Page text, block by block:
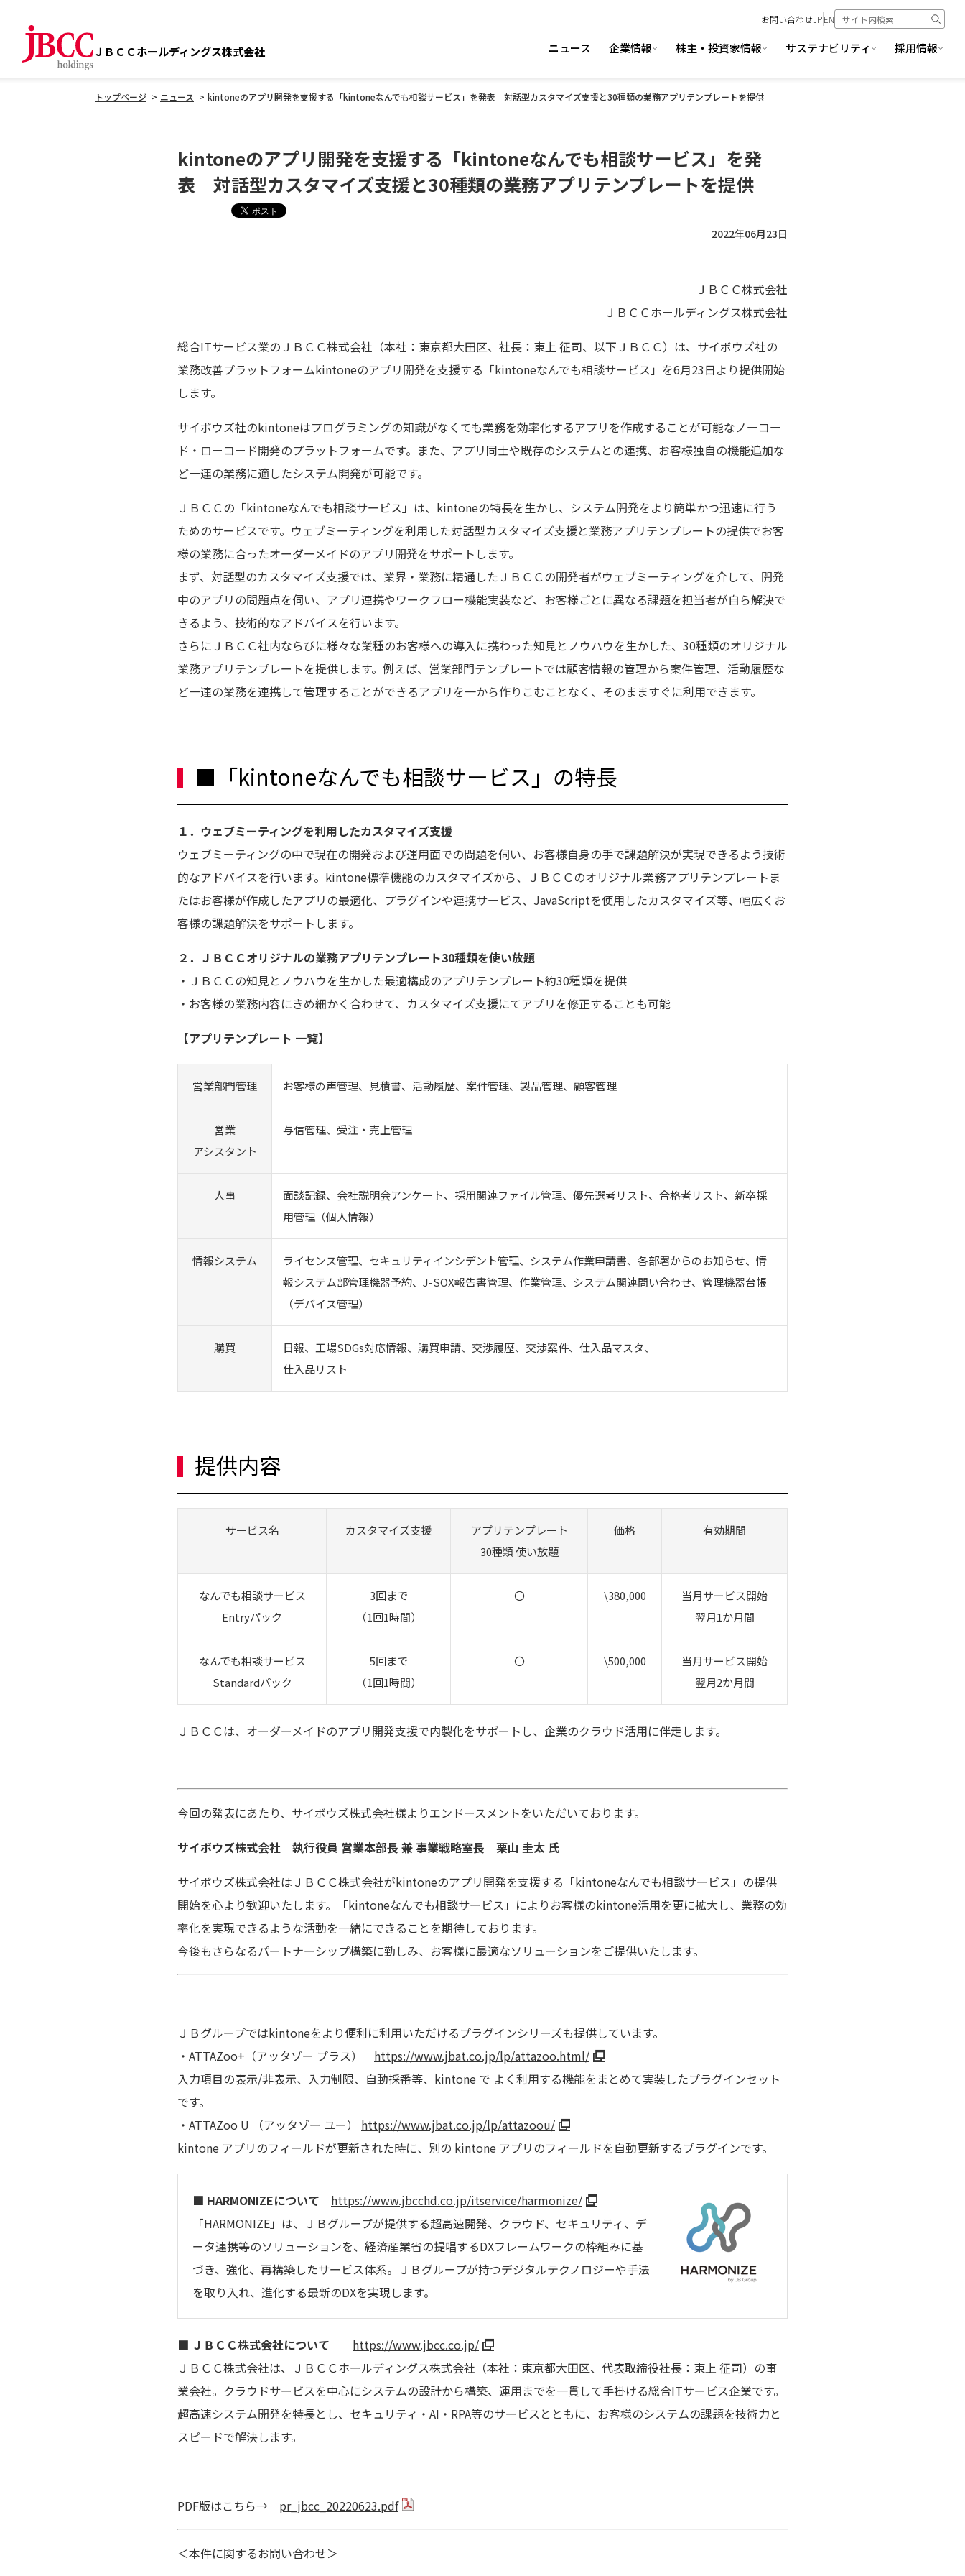
ＪＢＣＣホールディングス株式会社 ニュース 企業情報 株主・投資家情報 サステナビリティ 採用情報
お問い合わせJPEN
トップページ ニュース kintoneのアプリ開発を支援する「kintoneなんでも相談サービス」を発表 対話型カスタマイズ支援と30種類の業務アプリテンプレートを提供
kintoneのアプリ開発を支援する「kintoneなんでも相談サービス」を発
表 対話型カスタマイズ支援と30種類の業務アプリテンプレートを提供
2022年06月23日
ＪＢＣＣ株式会社
ＪＢＣＣホールディングス株式会社
総合ITサービス業のＪＢＣＣ株式会社（本社：東京都大田区、社長：東上 征司、以下ＪＢＣＣ）は、サイボウズ社の
業務改善プラットフォームkintoneのアプリ開発を支援する「kintoneなんでも相談サービス」を6月23日より提供開始
します。
サイボウズ社のkintoneはプログラミングの知識がなくても業務を効率化するアプリを作成することが可能なノーコー
ド・ローコード開発のプラットフォームです。また、アプリ同士や既存のシステムとの連携、お客様独自の機能追加な
ど一連の業務に適したシステム開発が可能です。
ＪＢＣＣの「kintoneなんでも相談サービス」は、kintoneの特長を生かし、システム開発をより簡単かつ迅速に行う
ためのサービスです。ウェブミーティングを利用した対話型カスタマイズ支援と業務アプリテンプレートの提供でお客
様の業務に合ったオーダーメイドのアプリ開発をサポートします。
まず、対話型のカスタマイズ支援では、業界・業務に精通したＪＢＣＣの開発者がウェブミーティングを介して、開発
中のアプリの問題点を伺い、アプリ連携やワークフロー機能実装など、お客様ごとに異なる課題を担当者が自ら解決で
きるよう、技術的なアドバイスを行います。
さらにＪＢＣＣ社内ならびに様々な業種のお客様への導入に携わった知見とノウハウを生かした、30種類のオリジナル
業務アプリテンプレートを提供します。例えば、営業部門テンプレートでは顧客情報の管理から案件管理、活動履歴な
ど一連の業務を連携して管理することができるアプリを一から作りこむことなく、そのまますぐに利用できます。
■「kintoneなんでも相談サービス」の特長
１．ウェブミーティングを利用したカスタマイズ支援
ウェブミーティングの中で現在の開発および運用面での問題を伺い、お客様自身の手で課題解決が実現できるよう技術
的なアドバイスを行います。kintone標準機能のカスタマイズから、ＪＢＣＣのオリジナル業務アプリテンプレートま
たはお客様が作成したアプリの最適化、プラグインや連携サービス、JavaScriptを使用したカスタマイズ等、幅広くお
客様の課題解決をサポートします。
２．ＪＢＣＣオリジナルの業務アプリテンプレート30種類を使い放題
・ＪＢＣＣの知見とノウハウを生かした最適構成のアプリテンプレート約30種類を提供
・お客様の業務内容にきめ細かく合わせて、カスタマイズ支援にてアプリを修正することも可能
【アプリテンプレート 一覧】
営業部門管理 お客様の声管理、見積書、活動履歴、案件管理、製品管理、顧客管理
営業
アシスタント
与信管理、受注・売上管理
人事
面談記録、会社説明会アンケート、採用関連ファイル管理、優先選考リスト、合格者リスト、新卒採
用管理（個人情報）
情報システム
ライセンス管理、セキュリティインシデント管理、システム作業申請書、各部署からのお知らせ、情
報システム部管理機器予約、J-SOX報告書管理、作業管理、システム関連問い合わせ、管理機器台帳
（デバイス管理）
購買
日報、工場SDGs対応情報、購買申請、交渉履歴、交渉案件、仕入品マスタ、
仕入品リスト
提供内容
サービス名 カスタマイズ支援
アプリテンプレート
30種類 使い放題
価格 有効期間
なんでも相談サービス
Entryパック
3回まで
（1回1時間）
〇 \380,000
当月サービス開始
翌月1か月間
なんでも相談サービス
Standardパック
5回まで
（1回1時間）
〇 \500,000
当月サービス開始
翌月2か月間
ＪＢＣＣは、オーダーメイドのアプリ開発支援で内製化をサポートし、企業のクラウド活用に伴走します。
今回の発表にあたり、サイボウズ株式会社様よりエンドースメントをいただいております。
サイボウズ株式会社 執行役員 営業本部長 兼 事業戦略室長 栗山 圭太 氏
サイボウズ株式会社はＪＢＣＣ株式会社がkintoneのアプリ開発を支援する「kintoneなんでも相談サービス」の提供
開始を心より歓迎いたします。「kintoneなんでも相談サービス」によりお客様のkintone活用を更に拡大し、業務の効
率化を実現できるような活動を一緒にできることを期待しております。
今後もさらなるパートナーシップ構築に勤しみ、お客様に最適なソリューションをご提供いたします。
ＪＢグループではkintoneをより便利に利用いただけるプラグインシリーズも提供しています。
・ATTAZoo+（アッタゾー プラス） https://www.jbat.co.jp/lp/attazoo.html/
入力項目の表示/非表示、入力制限、自動採番等、kintone で よく利用する機能をまとめて実装したプラグインセット
です。
・ATTAZoo U （アッタゾー ユー） https://www.jbat.co.jp/lp/attazoou/
kintone アプリのフィールドが更新された時に、別の kintone アプリのフィールドを自動更新するプラグインです。
■ HARMONIZEについて
https://www.jbcchd.co.jp/itservice/harmonize/
「HARMONIZE」は、ＪＢグループが提供する超高速開発、クラウド、セキュリティ、デ
ータ連携等のソリューションを、経済産業省の提唱するDXフレームワークの枠組みに基
づき、強化、再構築したサービス体系。ＪＢグループが持つデジタルテクノロジーや手法
を取り入れ、進化する最新のDXを実現します。
■ ＪＢＣＣ株式会社について
https://www.jbcc.co.jp/
ＪＢＣＣ株式会社は、ＪＢＣＣホールディングス株式会社（本社：東京都大田区、代表取締役社長：東上 征司）の事
業会社。クラウドサービスを中心にシステムの設計から構築、運用までを一貫して手掛ける総合ITサービス企業です。
超高速システム開発を特長とし、セキュリティ・AI・RPA等のサービスとともに、お客様のシステムの課題を技術力と
スピードで解決します。
PDF版はこちら→ pr_jbcc_20220623.pdf
＜本件に関するお問い合わせ＞